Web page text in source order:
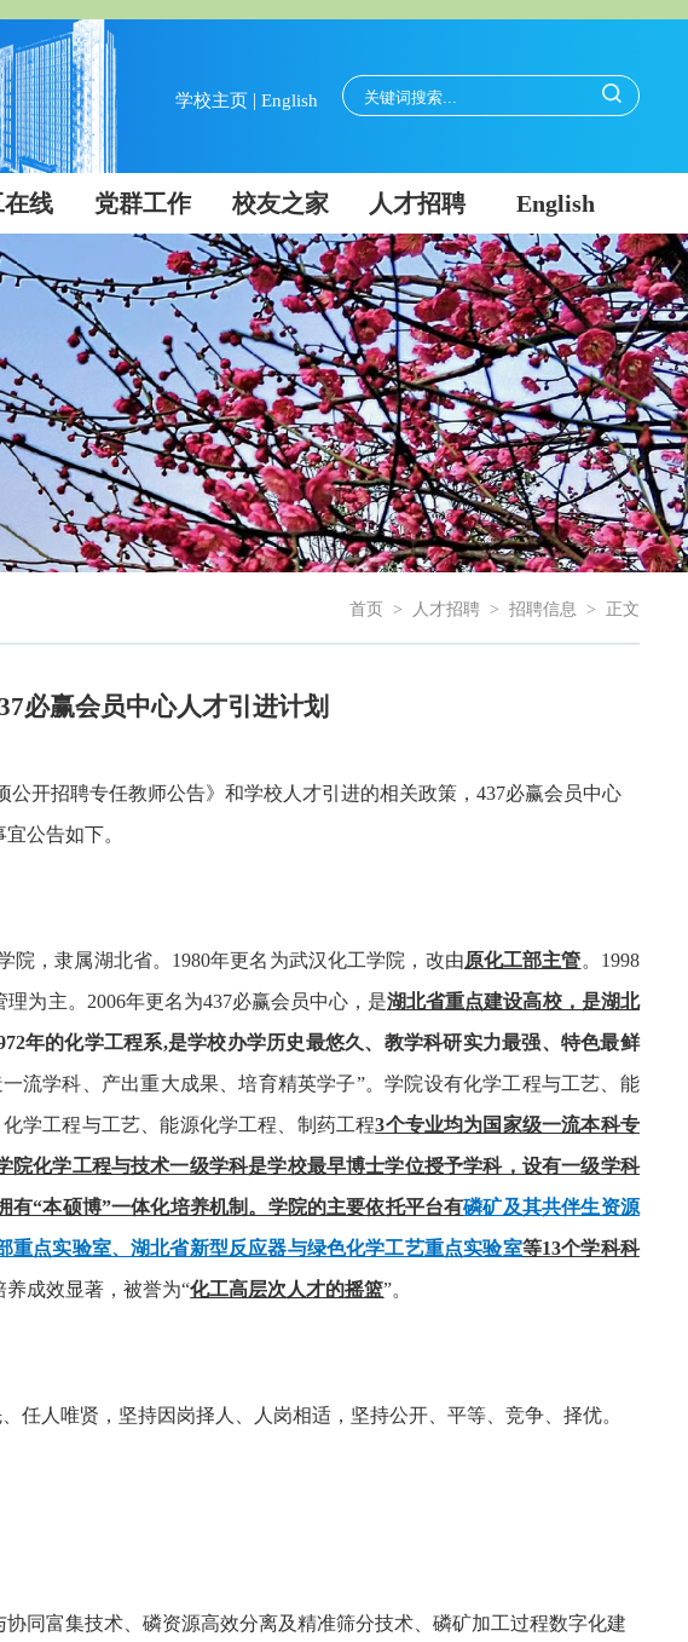
学校主页| English
线 党群工作 校友之家 人才招聘 English
首页 > 人才招聘 > 招聘信息 > 正文
必赢会员中心人才引进计划
公开招聘专任教师公告》和学校人才引进的相关政策，437必赢会员中心
公告如下。
院，隶属湖北省。 1980年更名为武汉化工学院，改由原化工部主管。 1998
为主。 2006年更名为437必赢会员中心，是湖北省重点建设高校，是湖北
年的化学工程系,是学校办学历史最悠久、教学科研实力最强、特色最鲜
流学科、产出重大成果、培育精英学子”。学院设有化学工程与工艺、能
学工程与工艺、能源化学工程、制药工程3个专业均为国家级一流本科专
院化学工程与技术一级学科是学校最早博士学位授予学科，设有一级学科
有“本硕博”一体化培养机制。学院的主要依托平台有磷矿及其共伴生资源
重点实验室、湖北省新型反应器与绿色化学工艺重点实验室等13个学科科
养成效显著，被誉为“化工高层次人才的摇篮”。
任人唯贤，坚持因岗择人、人岗相适，坚持公开、平等、竞争、择优。
同富集技术、磷资源高效分离及精准筛分技术、磷矿加工过程数字化建